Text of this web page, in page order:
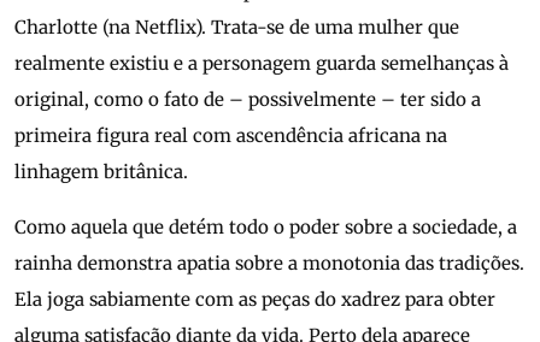
Charlotte (na Netflix). Trata-se de uma mulher que
realmente existiu e a personagem guarda semelhanças à
original, como o fato de – possivelmente – ter sido a
primeira figura real com ascendência africana na
linhagem britânica.
Como aquela que detém todo o poder sobre a sociedade, a
rainha demonstra apatia sobre a monotonia das tradições.
Ela joga sabiamente com as peças do xadrez para obter
alguma satisfação diante da vida. Perto dela aparece